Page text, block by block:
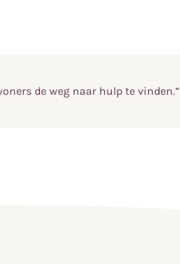
de weg naar hulp te vinden.”